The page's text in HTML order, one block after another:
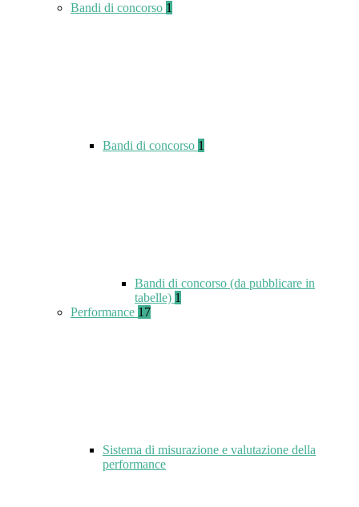
Bandi di concorso 1
Bandi di concorso 1
Bandi di concorso (da pubblicare in
tabelle) 1
Performance 17
Sistema di misurazione e valutazione della
performance